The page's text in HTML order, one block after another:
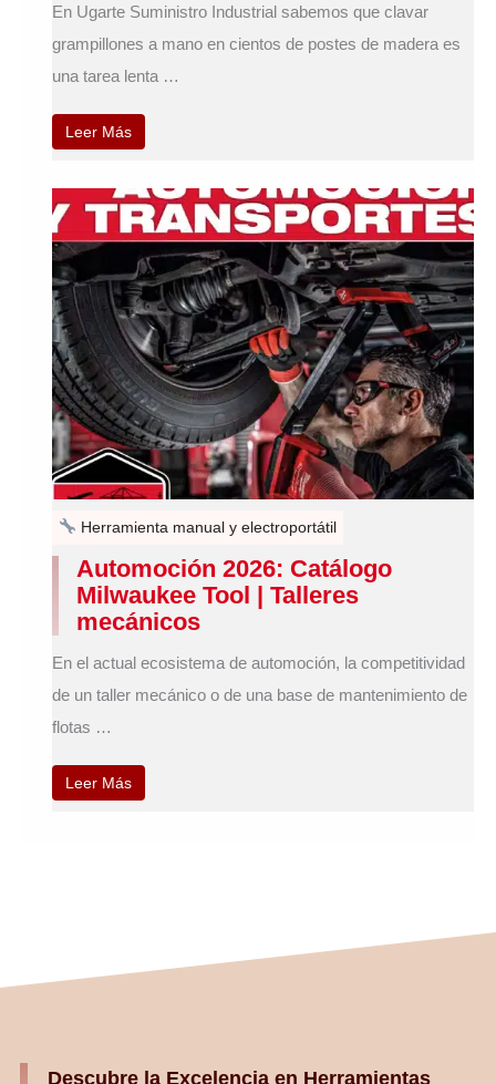
En Ugarte Suministro Industrial sabemos que clavar
grampillones a mano en cientos de postes de madera es
una tarea lenta …
Leer Más
Herramienta manual y electroportátil
Automoción 2026: Catálogo
Milwaukee Tool | Talleres
mecánicos
En el actual ecosistema de automoción, la competitividad
de un taller mecánico o de una base de mantenimiento de
flotas …
Leer Más
Descubre la Excelencia en Herramientas